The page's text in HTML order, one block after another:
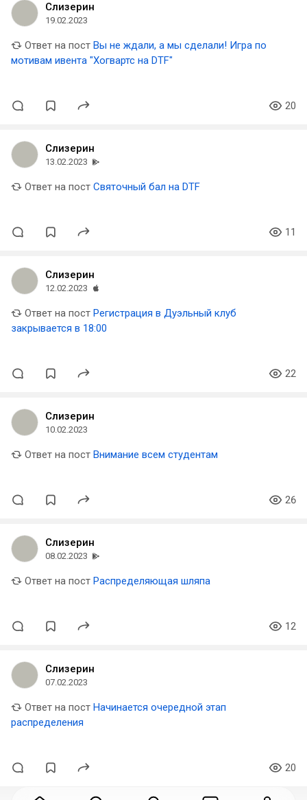
Слизерин
19.02.2023
Ответ на пост Вы не ждали, а мы сделали! Игра по
мотивам ивента "Хогвартс на DTF"
20
Слизерин
13.02.2023
Ответ на пост Святочный бал на DTF
11
Слизерин
12.02.2023
Ответ на пост Регистрация в Дуэльный клуб
закрывается в 18:00
22
Слизерин
10.02.2023
Ответ на пост Внимание всем студентам
26
Слизерин
08.02.2023
Ответ на пост Распределяющая шляпа
12
Слизерин
07.02.2023
Ответ на пост Начинается очередной этап
распределения
20